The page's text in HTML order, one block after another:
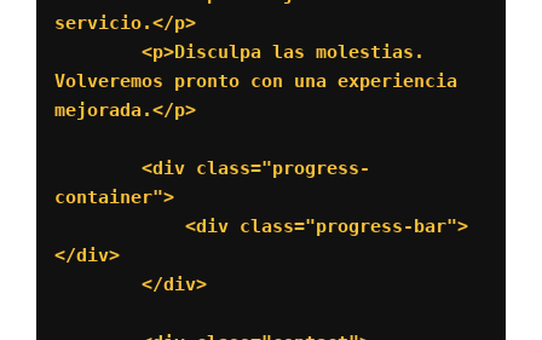
servicio.</p>
Volveremos pronto con una experiencia
mejorada.</p>
container">
</div>